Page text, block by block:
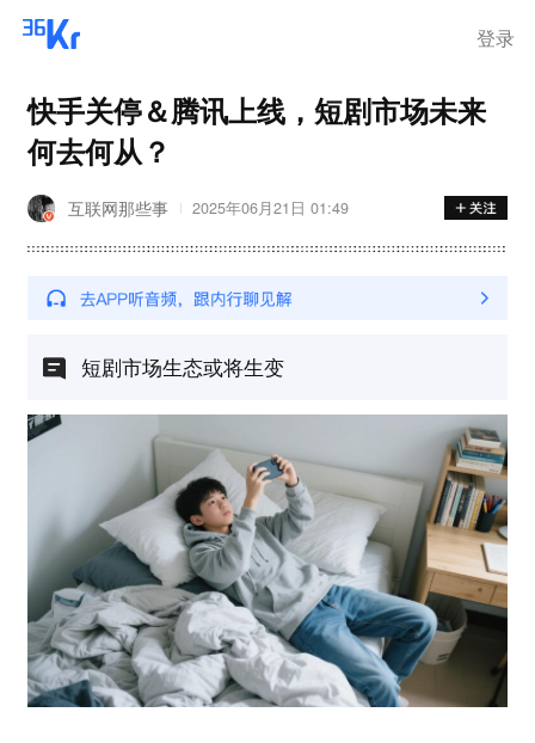
登录
快手关停＆腾讯上线，短剧市场未来
何去何从？
互联网那些事 2025年06月21日 01:49
短剧市场生态或将生变